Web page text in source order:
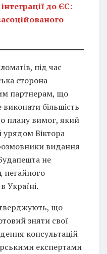
до ЄС:
під час
сторона
партнерам, що
більшість
плану вимог, який
Віктора
видання
не
негайного
Україні.
що
зняти свої
консультацій
експертами